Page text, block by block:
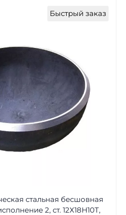
Быстрый заказ
стальная бесшовная
2, ст. 12Х18Н10Т,